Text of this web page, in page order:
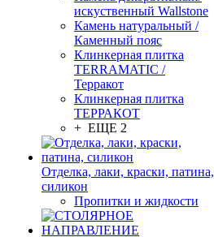
искуственный Wallstone
Камень натуральный /
Каменный пояс
Клинкерная плитка
TERRAMATIC /
Терракот
Клинкерная плитка
ТЕРРАКОТ
+ ЕЩЕ 2
Отделка, лаки, краски, патина,
силикон
Пропитки и жидкости